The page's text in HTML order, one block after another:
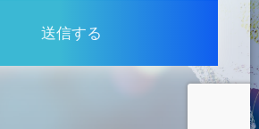
送信する